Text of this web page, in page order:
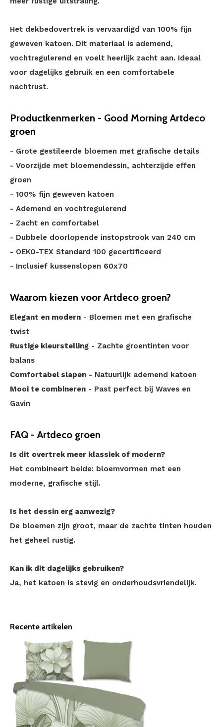
Het dekbedovertrek is vervaardigd van 100% fijn
geweven katoen. Dit materiaal is ademend,
vochtregulerend en voelt heerlijk zacht aan. Ideaal
voor dagelijks gebruik en een comfortabele
nachtrust.
Productkenmerken - Good Morning Artdeco
groen
- Grote gestileerde bloemen met grafische details
- Voorzijde met bloemendessin, achterzijde effen
groen
- 100% fijn geweven katoen
- Ademend en vochtregulerend
- Zacht en comfortabel
- Dubbele doorlopende instopstrook van 240 cm
- OEKO-TEX Standard 100 gecertificeerd
- Inclusief kussenslopen 60x70
Waarom kiezen voor Artdeco groen?
Elegant en modern - Bloemen met een grafische
twist
Rustige kleurstelling - Zachte groentinten voor
balans
Comfortabel slapen - Natuurlijk ademend katoen
Mooi te combineren - Past perfect bij Waves en
Gavin
FAQ - Artdeco groen
Is dit overtrek meer klassiek of modern?
Het combineert beide: bloemvormen met een
moderne, grafische stijl.
Is het dessin erg aanwezig?
De bloemen zijn groot, maar de zachte tinten houden
het geheel rustig.
Kan ik dit dagelijks gebruiken?
Ja, het katoen is stevig en onderhoudsvriendelijk.
Recente artikelen